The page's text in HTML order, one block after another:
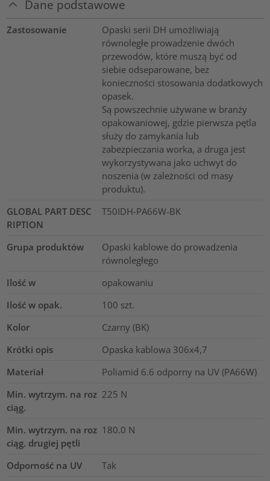
Dane podstawowe
Zastosowanie
Opaski serii DH umożliwiają
równoległe prowadzenie dwóch
przewodów, które muszą być od
siebie odseparowane, bez
konieczności stosowania dodatkowych
opasek.
Są powszechnie używane w branży
opakowaniowej, gdzie pierwsza pętla
służy do zamykania lub
zabezpieczania worka, a druga jest
wykorzystywana jako uchwyt do
noszenia (w zależności od masy
produktu).
GLOBAL PART DESC
RIPTION
T50IDH-PA66W-BK
Grupa produktów
Opaski kablowe do prowadzenia
równoległego
Ilość w
opakowaniu
Ilość w opak.
100 szt.
Kolor
Czarny (BK)
Krótki opis
Opaska kablowa 306x4,7
Materiał
Poliamid 6.6 odporny na UV (PA66W)
Min. wytrzym. na roz
ciąg.
225 N
Min. wytrzym. na roz
ciąg. drugiej pętli
180.0 N
Odporność na UV
Tak